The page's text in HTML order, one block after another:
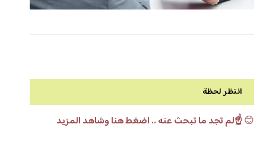
انتظر لحظة
😊☝️لم تجد ما تبحث عنه .. اضغط هنا وشاهد المزيد